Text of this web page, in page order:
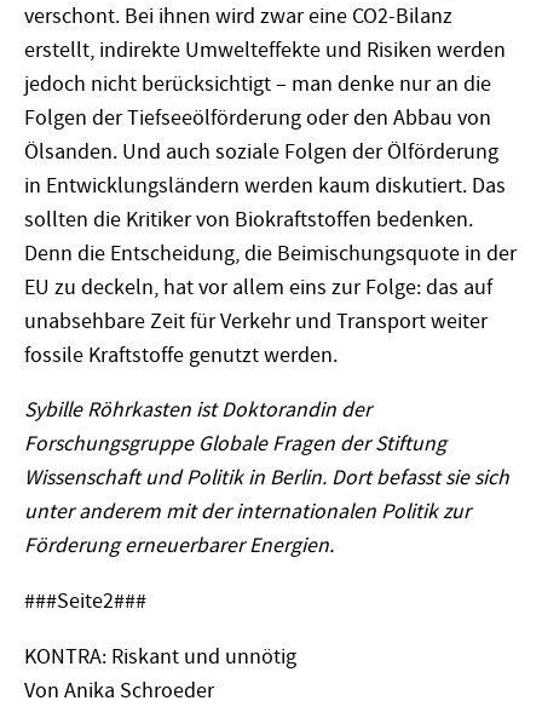
verschont. Bei ihnen wird zwar eine CO2-Bilanz
erstellt, indirekte Umwelteffekte und Risiken werden
jedoch nicht berücksichtigt – man denke nur an die
Folgen der Tiefseeölförderung oder den Abbau von
Ölsanden. Und auch soziale Folgen der Ölförderung
in Entwicklungsländern werden kaum diskutiert. Das
sollten die Kritiker von Biokraftstoffen bedenken.
Denn die Entscheidung, die Beimischungsquote in der
EU zu deckeln, hat vor allem eins zur Folge: das auf
unabsehbare Zeit für Verkehr und Transport weiter
fossile Kraftstoffe genutzt werden.
Sybille Röhrkasten ist Doktorandin der
Forschungsgruppe Globale Fragen der Stiftung
Wissenschaft und Politik in Berlin. Dort befasst sie sich
unter anderem mit der internationalen Politik zur
Förderung erneuerbarer Energien.
###Seite2###
KONTRA: Riskant und unnötig
Von Anika Schroeder